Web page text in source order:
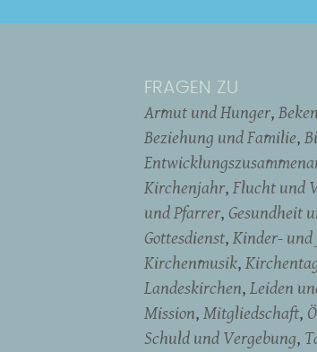
FRAGEN ZU
Armut und Hunger
Beziehung und Familie
Kirchenjahr Flucht und
und Pfarrer Gesundheit
Gottesdienst Kinder- und
Kirchenmusik
Landeskirchen Leiden
Mission Mitgliedschaft
Schuld und Vergebung